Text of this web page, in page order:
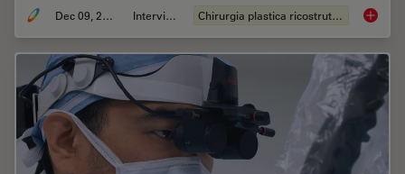
Dec 09, 2025 Intervista Chirurgia plastica ricostruttiva